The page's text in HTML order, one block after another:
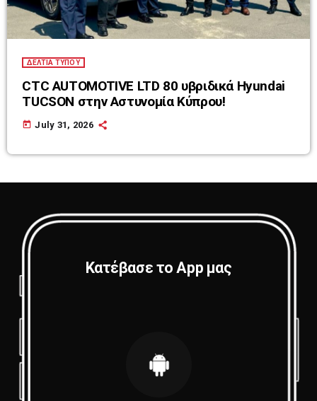
ΔΕΛΤΙΑ ΤΥΠΟΥ
CTC AUTOMOTIVE LTD 80 υβριδικά Hyundai
TUCSON στην Αστυνομία Κύπρου!
today July 31, 2026
Κατέβασε το App μας